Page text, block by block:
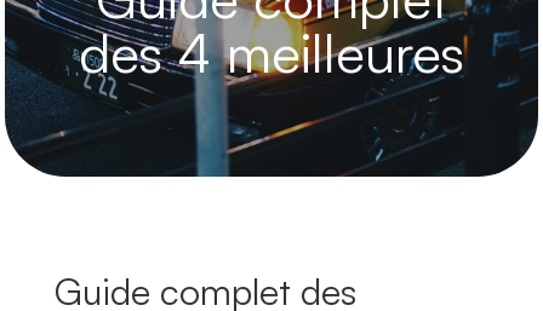
des 4 meilleures
Guide complet des